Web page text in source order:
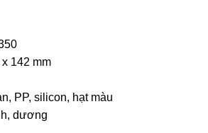
142 mm
PP, silicon, hạt màu
dương